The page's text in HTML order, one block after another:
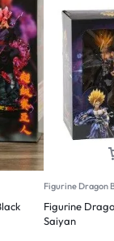
Figurine Dragon
Figurine
Saiyan